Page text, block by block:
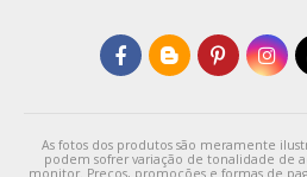
As fotos dos produtos são meramente
podem sofrer variação de tonalidade de
monitor. Preços, promoções e formas de